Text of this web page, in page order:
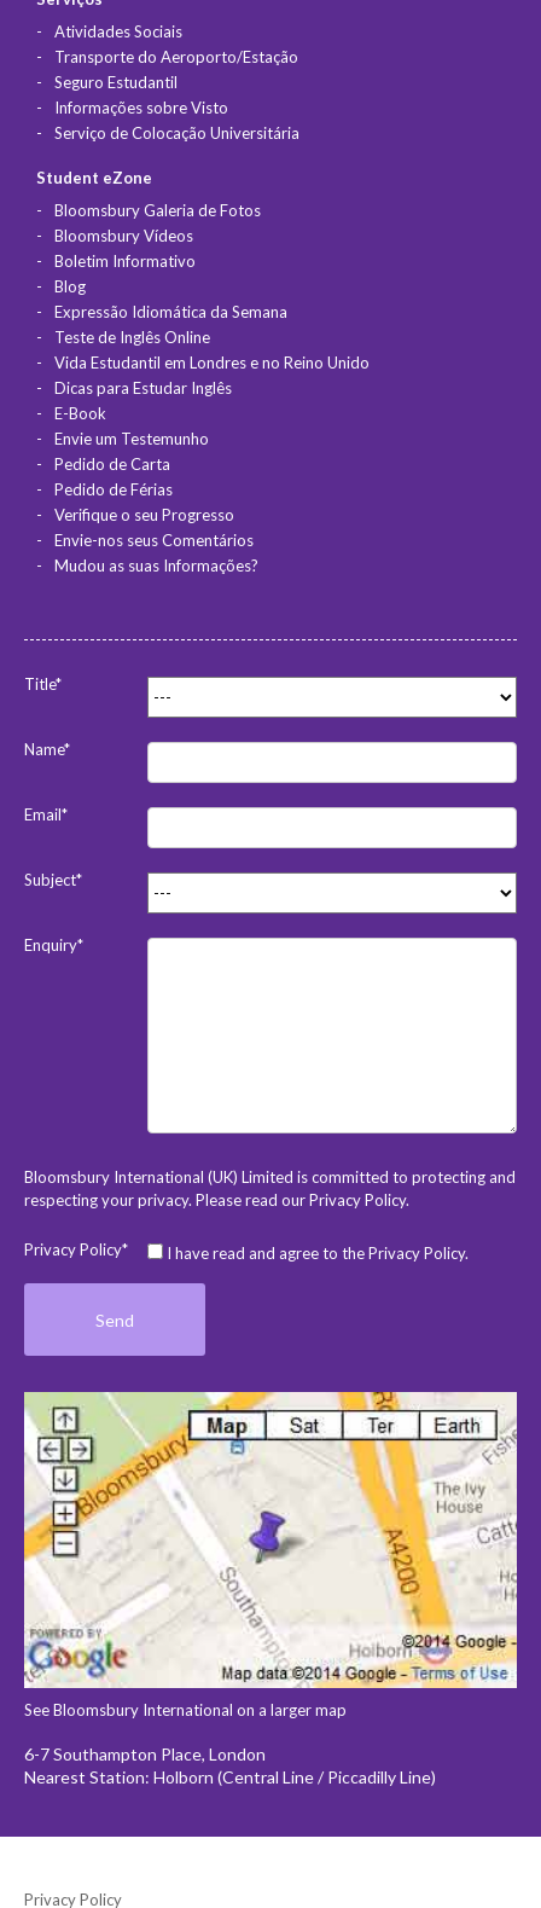
Atividades Sociais
Transporte do Aeroporto/Estação
Seguro Estudantil
Informações sobre Visto
Serviço de Colocação Universitária
Student eZone
Bloomsbury Galeria de Fotos
Bloomsbury Vídeos
Boletim Informativo
Blog
Expressão Idiomática da Semana
Teste de Inglês Online
Vida Estudantil em Londres e no Reino Unido
Dicas para Estudar Inglês
E-Book
Envie um Testemunho
Pedido de Carta
Pedido de Férias
Verifique o seu Progresso
Envie-nos seus Comentários
Mudou as suas Informações?
Title*
Name*
Email*
Subject*
Enquiry*
Bloomsbury International (UK) Limited is committed to protecting and
respecting your privacy. Please read ourPrivacy Policy.
Privacy Policy* I have read and agree to the Privacy Policy.
See Bloomsbury International on a larger map
6-7 Southampton Place, London
Nearest Station: Holborn (Central Line / Piccadilly Line)
Privacy Policy